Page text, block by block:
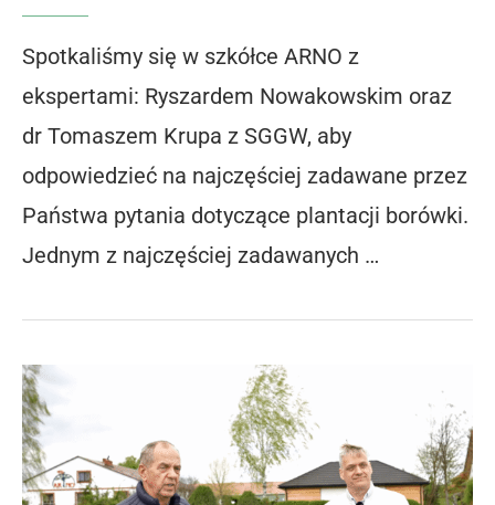
Spotkaliśmy się w szkółce ARNO z
ekspertami: Ryszardem Nowakowskim oraz
dr Tomaszem Krupa z SGGW, aby
odpowiedzieć na najczęściej zadawane przez
Państwa pytania dotyczące plantacji borówki.
Jednym z najczęściej zadawanych …